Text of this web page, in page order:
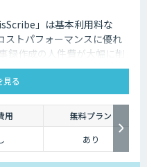
」は基本利用料な
ストパフォーマンスに優れ
録作成の人件費が大幅に削
す。ゼロトラストセキュリ
見る
用
無料プラン
あり